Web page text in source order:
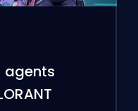
agents